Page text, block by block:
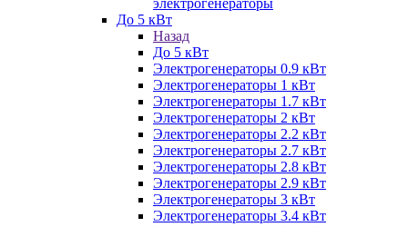
До 5 кВт
Назад
До 5 кВт
Электрогенераторы 0.9 кВт
Электрогенераторы 1 кВт
Электрогенераторы 1.7 кВт
Электрогенераторы 2 кВт
Электрогенераторы 2.2 кВт
Электрогенераторы 2.7 кВт
Электрогенераторы 2.8 кВт
Электрогенераторы 2.9 кВт
Электрогенераторы 3 кВт
Электрогенераторы 3.4 кВт